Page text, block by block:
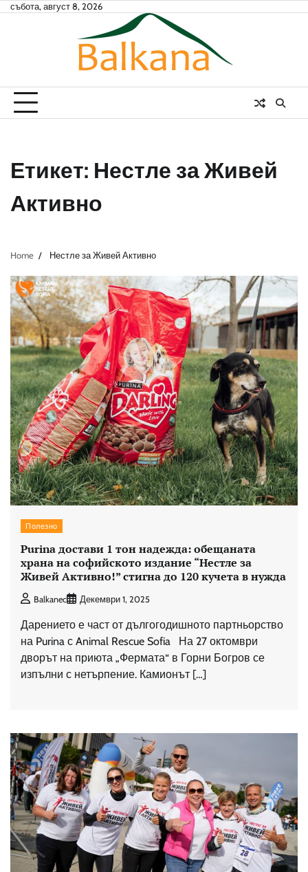
Skipсъбота, август 8, 2026
Етикет: Нестле за Живей
Активно
Home Нестле за Живей Активно
Полезно
Purina достави 1 тон надежда: обещаната
храна на софийското издание “Нестле за
Живей Активно!” стигна до 120 кучета в нужда
Balkanec Декември 1, 2025
Дарението е част от дългогодишното партньорство
на Purina с Animal Rescue Sofia На 27 октомври
дворът на приюта „Фермата“ в Горни Богров се
изпълни с нетърпение. Камионът […]